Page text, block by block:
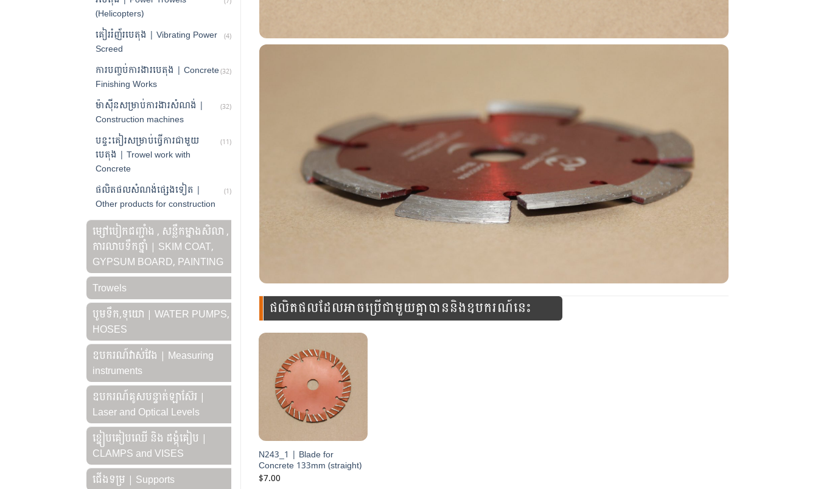
(Helicopters)
គៀររំញ័របេតុង | Vibrating Power
Screed
(4)
ការបញ្ចប់ការងារបេតុង | Concrete
Finishing Works
(32)
ម៉ាស៊ីនសម្រាប់ការងារសំណង់ |
Construction machines
(32)
បន្ទះគៀរសម្រាប់ធ្វើការជាមួយ
បេតុង | Trowel work with
Concrete
(11)
ផលិតផលសំណង់ផ្សេងទៀត |
Other products for construction
(1)
ម្សៅបៀកជញ្ជាំង , សន្លឹកម្នាងសិលា ,
ការលាបទឹកថ្នាំ | SKIM COAT,
GYPSUM BOARD, PAINTING
Trowels
បូមទឹក,ទុយោ | WATER PUMPS,
HOSES
ឧបករណ៍វាស់វែង | Measuring
instruments
ឧបករណ៍គូសបន្ទាត់ឡាស៊ែរ |
Laser and Optical Levels
ខ្នៀបគៀបឈើ និង ដង្គុំគៀប |
CLAMPS and VISES
ជើងទម្រ | Supports
ផលិតផលដែលអាចប្រើជាមួយគ្នាបាននិងឧបករណ៍នេះ
N243_1 | Blade for
Concrete 133mm (straight)
$7.00